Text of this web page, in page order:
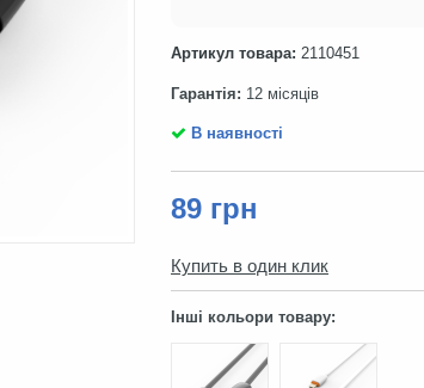
Артикул товара: 2110451
Гарантія: 12 місяців
В наявності
89 грн
Купить в один клик
Інші кольори товару: